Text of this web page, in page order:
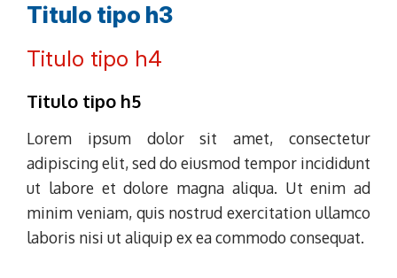
Titulo tipo h3
Titulo tipo h4
Titulo tipo h5
Lorem ipsum dolor sit amet, consectetur
adipiscing elit, sed do eiusmod tempor incididunt
ut labore et dolore magna aliqua. Ut enim ad
minim veniam, quis nostrud exercitation ullamco
laboris nisi ut aliquip ex ea commodo consequat.